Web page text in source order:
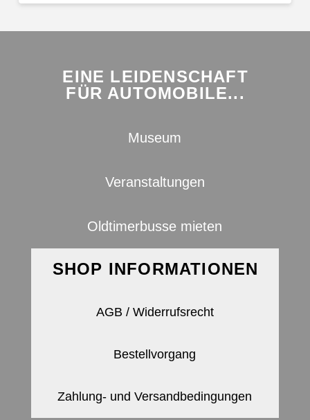
EINE LEIDENSCHAFT
FÜR AUTOMOBILE...
Museum
Veranstaltungen
Oldtimerbusse mieten
SHOP INFORMATIONEN
AGB / Widerrufsrecht
Bestellvorgang
Zahlung- und Versandbedingungen